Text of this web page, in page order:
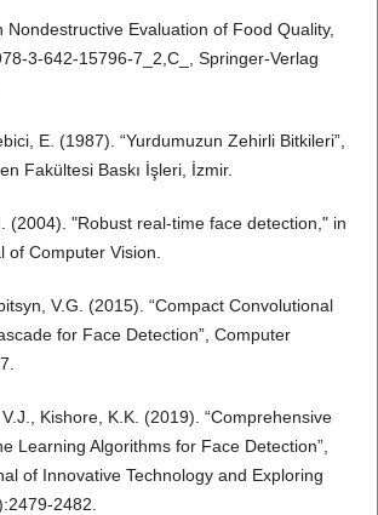
Nondestructive Evaluation of Food Quality,
3-642-15796-7_2,C_, Springer-Verlag
E. (1987). “Yurdumuzun Zehirli Bitkileri”,
Fakültesi Baskı İşleri, İzmir.
(2004). "Robust real-time face detection," in
of Computer Vision.
V.G. (2015). “Compact Convolutional
for Face Detection”, Computer
Kishore, K.K. (2019). “Comprehensive
Learning Algorithms for Face Detection”,
of Innovative Technology and Exploring
2482.